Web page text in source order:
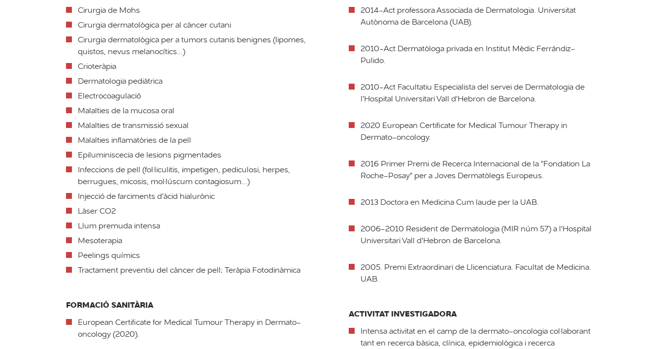
Cirurgia de Mohs
Cirurgia dermatològica per al càncer cutani
Cirurgia dermatològica per a tumors cutanis benignes (lipomes,
quistos, nevus melanocítics...)
Crioteràpia
Dermatologia pediàtrica
Electrocoagulació
Malalties de la mucosa oral
Malalties de transmissió sexual
Malalties inflamatòries de la pell
Epiluminiscecia de lesions pigmentades
Infeccions de pell (fol·liculitis, impetigen, pediculosi, herpes,
berrugues, micosis, mol·lúscum contagiosum...)
Injecció de farciments d'àcid hialurònic
Làser CO2
Llum premuda intensa
Mesoterapia
Peelings químics
Tractament preventiu del càncer de pell; Teràpia Fotodinàmica
FORMACIÓ SANITÀRIA
European Certificate for Medical Tumour Therapy in Dermato-
oncology (2020).
2014-Act professora Associada de Dermatologia. Universitat
Autònoma de Barcelona (UAB).
2010-Act Dermatòloga privada en Institut Mèdic Ferrándiz-
Pulido.
2010-Act Facultatiu Especialista del servei de Dermatologia de
l'Hospital Universitari Vall d'Hebron de Barcelona.
2020 European Certificate for Medical Tumour Therapy in
Dermato-oncology.
2016 Primer Premi de Recerca Internacional de la "Fondation La
Roche-Posay" per a Joves Dermatòlegs Europeus.
2013 Doctora en Medicina Cum laude per la UAB.
2006-2010 Resident de Dermatologia (MIR núm 57) a l'Hospital
Universitari Vall d'Hebron de Barcelona.
2005. Premi Extraordinari de Llicenciatura. Facultat de Medicina.
UAB.
ACTIVITAT INVESTIGADORA
Intensa activitat en el camp de la dermato-oncologia col·laborant
tant en recerca bàsica, clínica, epidemiològica i recerca